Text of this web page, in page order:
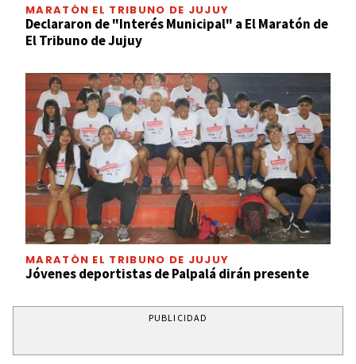
MARATÓN EL TRIBUNO DE JUJUY
Declararon de "Interés Municipal" a El Maratón de
El Tribuno de Jujuy
MARATÓN EL TRIBUNO DE JUJUY
Jóvenes deportistas de Palpalá dirán presente
PUBLICIDAD